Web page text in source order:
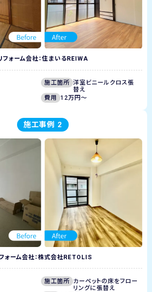
フォーム会社：住まいるREIWA
施工箇所 洋室ビニールクロス張
替え
費用 12万円～
施工事例 2
ォーム会社：株式会社RETOLIS
施工箇所 カーペットの床をフロー
リングに張替え